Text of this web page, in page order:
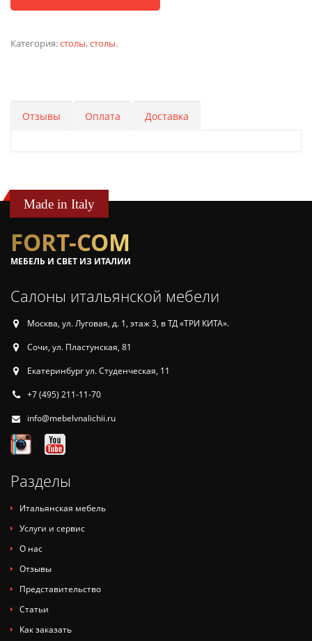
Категория:столы,столы.
Отзывы Оплата Доставка
Made in Italy
FORT-COM
МЕБЕЛЬ И СВЕТ ИЗ ИТАЛИИ
Салоны итальянской мебели
Москва, ул. Луговая, д. 1, этаж 3, в ТД «ТРИ КИТА».
Сочи, ул. Пластунская, 81
Екатеринбург ул. Студенческая, 11
+7 (495) 211-11-70
info@mebelvnalichii.ru
Разделы
Итальянская мебель
Услуги и сервис
О нас
Отзывы
Представительство
Статьи
Как заказать